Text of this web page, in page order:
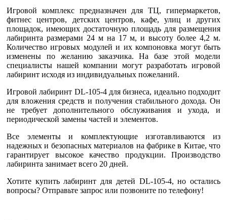
Игровой комплекс предназначен для ТЦ, гипермаркетов,
фитнес центров, детских центров, кафе, улиц и других
площадок, имеющих достаточную площадь для размещения
лабиринта размерами 24 м на 17 м, и высоту более 4,2 м.
Количество игровых модулей и их компоновка могут быть
изменены по желанию заказчика. На базе этой модели
специалисты нашей компании могут разработать игровой
лабиринт исходя из индивидуальных пожеланий.
Игровой лабиринт DL-105-4 для бизнеса, идеально подходит
для вложения средств и получения стабильного дохода. Он
не требует дополнительного обслуживания и ухода, и
периодической замены частей и элементов.
Все элементы и комплектующие изготавливаются из
надежных и безопасных материалов на фабрике в Китае, что
гарантирует высокое качество продукции. Производство
лабиринта занимает всего 20 дней.
Хотите купить лабиринт для детей DL-105-4, но остались
вопросы? Отправьте запрос или позвоните по телефону!